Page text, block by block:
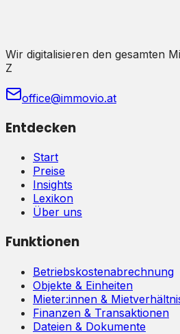
Wir digitalisieren den gesamten
Z
office@immovio.at
Entdecken
Start
Preise
Insights
Lexikon
Über uns
Funktionen
Betriebskostenabrechnung
Objekte & Einheiten
Mieter:innen &
Finanzen & Transaktionen
Dateien & Dokumente